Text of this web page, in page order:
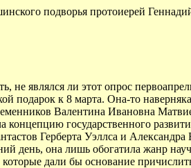
подворья протоиерей
являлся ли этот опрос
подарок к 8 марта. Она-то наверняка
Валентина Ивановна
концепцию государственного
Герберта Уэллса и
день, она лишь обогатила жанр
дали бы основание